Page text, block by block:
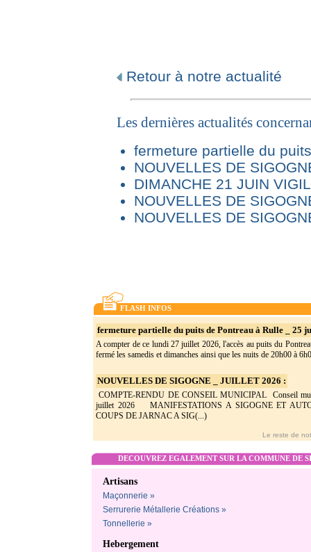
Retour à notre actualité
Les dernières actualités
fermeture partielle du
NOUVELLES DE
DIMANCHE 21 JUIN
NOUVELLES DE
NOUVELLES DE
FLASH INFOS
fermeture partielle du puits de Pontreau à Rulle _ 25
A compter de ce lundi 27 juillet 2026, l'accès au puits du
fermé les samedis et dimanches ainsi que les nuits de 20h00 à
NOUVELLES DE SIGOGNE _ JUILLET 2026 :
COMPTE-RENDU DE CONSEIL MUNICIPAL Conseil
juillet 2026 MANIFESTATIONS A SIGOGNE ET
COUPS DE JARNAC A SIG(...)
Le reste de
DECOUVREZ EGALEMENT SUR LA COMMUNE DE
Artisans
Maçonnerie »
Serrurerie Métallerie Créations »
Tonnellerie »
Hebergement